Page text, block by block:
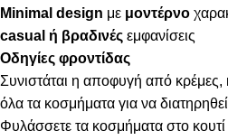
Minimal design με μοντέρνο
casual ή βραδινές εμφανίσεις
Οδηγίες φροντίδας
Συνιστάται η αποφυγή από κρέμες,
όλα τα κοσμήματα για να
Φυλάσσετε τα κοσμήματα στο